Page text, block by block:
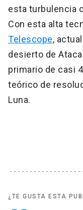
esta turbulencia
Con esta alta
Telescope,
desierto de
primario de casi
teórico de
Luna.
¿TE GUSTA ESTA